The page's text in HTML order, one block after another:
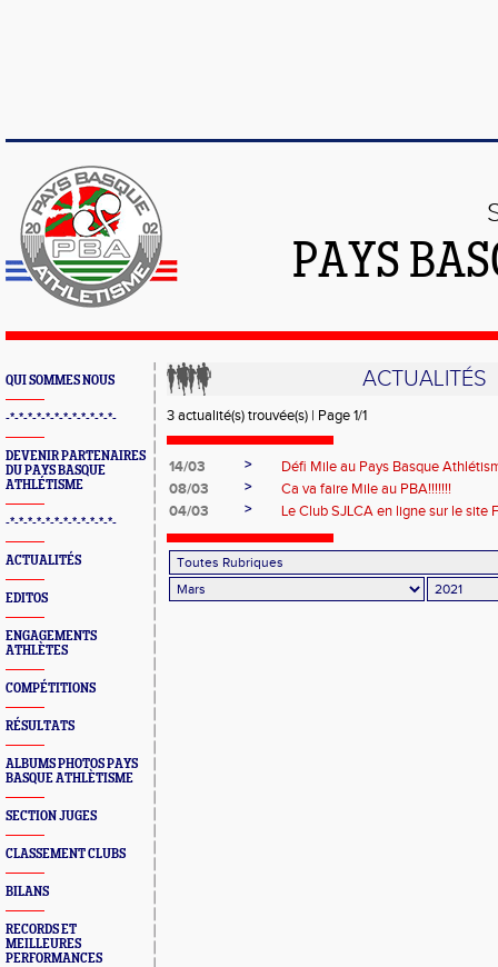
PAYS
QUI SOMMES NOUS
-*-*-*-*-*-*-*-*-*-*-*-*-
DEVENIR PARTENAIRES
DU PAYS BASQUE
ATHLÉTISME
-*-*-*-*-*-*-*-*-*-*-*-*-
ACTUALITÉS
EDITOS
ENGAGEMENTS
ATHLÈTES
COMPÉTITIONS
RÉSULTATS
ALBUMS PHOTOS PAYS
BASQUE ATHLÈTISME
SECTION JUGES
CLASSEMENT CLUBS
BILANS
RECORDS ET
MEILLEURES
PERFORMANCES
ACTUALITÉS
3 actualité(s) trouvée(s) | Page 1/1
14/03 >
Défi Mile au Pays Basque
08/03
>
Ca va faire Mile au PBA!!!!!!!
04/03
> Le Club SJLCA en ligne sur le site